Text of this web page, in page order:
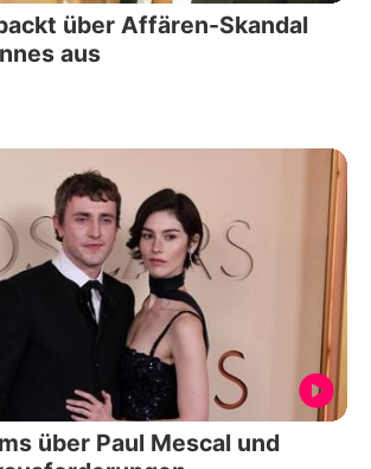
über Affären-Skandal
aus
über Paul Mescal und